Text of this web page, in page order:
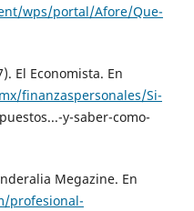
wps/portal/Afore/Que-
El Economista. En
finanzaspersonales/Si-
y-saber-como-
Megazine. En
profesional-